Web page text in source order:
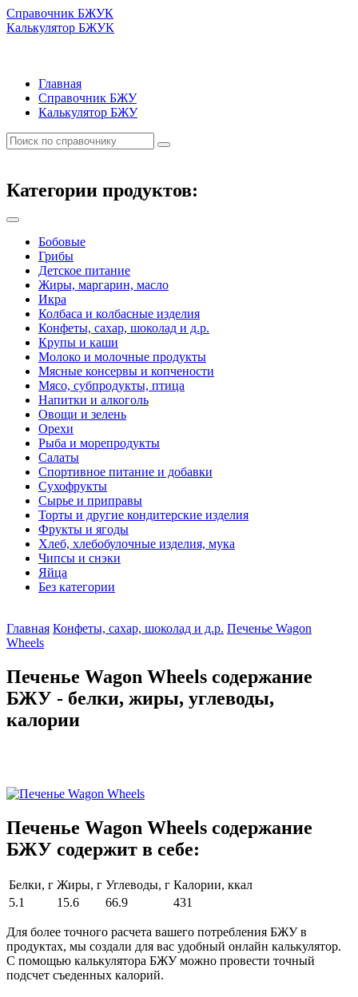
Справочник БЖУК
Калькулятор БЖУК
Главная
Справочник БЖУ
Калькулятор БЖУ
Категории продуктов:
Бобовые
Грибы
Детское питание
Жиры, маргарин, масло
Икра
Колбаса и колбасные изделия
Конфеты, сахар, шоколад и д.р.
Крупы и каши
Молоко и молочные продукты
Мясные консервы и копчености
Мясо, субпродукты, птица
Напитки и алкоголь
Овощи и зелень
Орехи
Рыба и морепродукты
Салаты
Спортивное питание и добавки
Сухофрукты
Сырье и приправы
Торты и другие кондитерские изделия
Фрукты и ягоды
Хлеб, хлебобулочные изделия, мука
Чипсы и снэки
Яйца
Без категории
Главная Конфеты, сахар, шоколад и д.р. Печенье Wagon
Wheels
Печенье Wagon Wheels содержание
БЖУ - белки, жиры, углеводы,
калории
Печенье Wagon Wheels содержание
БЖУ содержит в себе:
Белки, г Жиры, г Углеводы, г Калории, ккал
5.1
15.6 66.9 431
Для более точного расчета вашего потребления БЖУ в
продуктах, мы создали для вас удобный онлайн калькулятор.
С помощью калькулятора БЖУ можно провести точный
подсчет съеденных калорий.